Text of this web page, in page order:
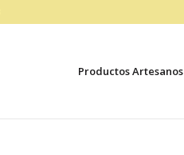
Productos Artesanos